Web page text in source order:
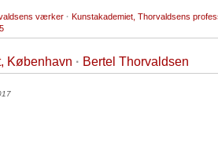
værker · Kunstakademiet, Thorvaldsens
København · Bertel Thorvaldsen